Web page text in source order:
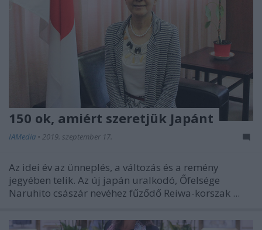
150 ok, amiért szeretjük Japánt
IAMedia • 2019. szeptember 17.
Az idei év az ünneplés, a változás és a remény
jegyében telik. Az új japán uralkodó, Őfelsége
Naruhito császár nevéhez fűződő Reiwa-korszak ...